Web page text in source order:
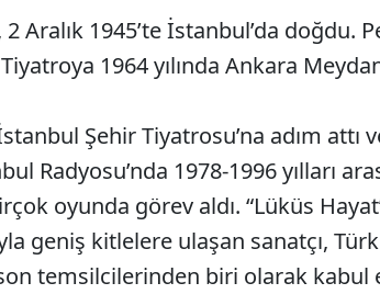
Aralık 1945’te İstanbul’da doğdu.
1964 yılında Ankara
Şehir Tiyatrosu’na adım attı
Radyosu’nda 1978-1996 yılları
oyunda görev aldı. “Lüküs
geniş kitlelere ulaşan sanatçı,
temsilcilerinden biri olarak kabul